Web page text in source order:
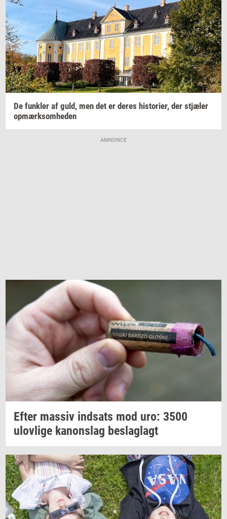
De funk­ler af guld, men det er deres hi­sto­ri­er, der stjæ­ler
op­mærk­som­he­den
ANNONCE
Efter mas­siv ind­sats mod uro: 3500
ulov­li­ge ka­nonslag be­slag­lagt